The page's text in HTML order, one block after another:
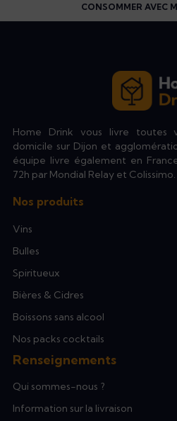
CONSOMMER AVEC
Home Drink vous livre toutes
domicile sur Dijon et
équipe livre également en
72h par Mondial Relay et Colissimo.
Nos produits
Vins
Bulles
Spiritueux
Bières & Cidres
Boissons sans alcool
Nos packs cocktails
Renseignements
Qui sommes-nous ?
Information sur la livraison